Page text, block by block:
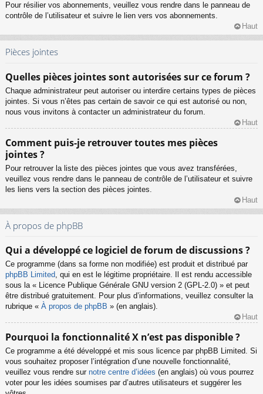
Pour résilier vos abonnements, veuillez vous rendre dans le panneau de
contrôle de l’utilisateur et suivre le lien vers vos abonnements.
Haut
Pièces jointes
Quelles pièces jointes sont autorisées sur ce forum ?
Chaque administrateur peut autoriser ou interdire certains types de pièces
jointes. Si vous n’êtes pas certain de savoir ce qui est autorisé ou non,
nous vous invitons à contacter un administrateur du forum.
Haut
Comment puis-je retrouver toutes mes pièces
jointes ?
Pour retrouver la liste des pièces jointes que vous avez transférées,
veuillez vous rendre dans le panneau de contrôle de l’utilisateur et suivre
les liens vers la section des pièces jointes.
Haut
À propos de phpBB
Qui a développé ce logiciel de forum de discussions ?
Ce programme (dans sa forme non modifiée) est produit et distribué par
phpBB Limited, qui en est le légitime propriétaire. Il est rendu accessible
sous la « Licence Publique Générale GNU version 2 (GPL-2.0) » et peut
être distribué gratuitement. Pour plus d’informations, veuillez consulter la
rubrique « À propos de phpBB » (en anglais).
Haut
Pourquoi la fonctionnalité X n’est pas disponible ?
Ce programme a été développé et mis sous licence par phpBB Limited. Si
vous souhaitez proposer l’intégration d’une nouvelle fonctionnalité,
veuillez vous rendre sur notre centre d’idées (en anglais) où vous pourrez
voter pour les idées soumises par d’autres utilisateurs et suggérer les